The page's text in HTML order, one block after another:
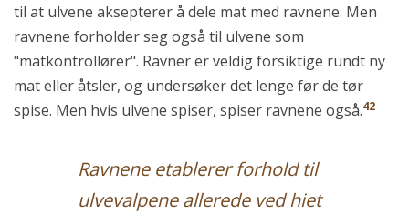
til at ulvene aksepterer å dele mat med ravnene. Men
ravnene forholder seg også til ulvene som
"matkontrollører". Ravner er veldig forsiktige rundt ny
mat eller åtsler, og undersøker det lenge før de tør
spise. Men hvis ulvene spiser, spiser ravnene også.42
Ravnene etablerer forhold til
ulvevalpene allerede ved hiet